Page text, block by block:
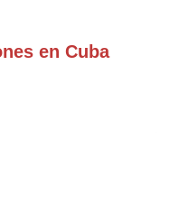
en Cuba